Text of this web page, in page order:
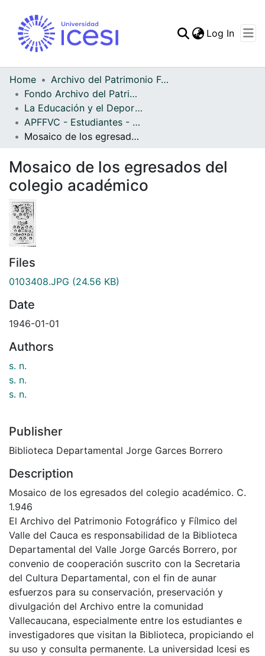
Log In
Home
Archivo del Patrimonio Fotográfico y Fílmico del Valle del Cauca
Fondo Archivo del Patrimonio Fotográfico y Fílmico del Valle del Cauca
La Educación y el Deporte
APFFVC - Estudiantes - Patrimonial
Mosaico de los egresados del colegio académico
Mosaico de los egresados del
colegio académico
Files
0103408.JPG (24.56 KB)
Date
1946-01-01
Authors
s. n.
s. n.
s. n.
Publisher
Biblioteca Departamental Jorge Garces Borrero
Description
Mosaico de los egresados del colegio académico. C.
1.946
El Archivo del Patrimonio Fotográfico y Fílmico del
Valle del Cauca es responsabilidad de la Biblioteca
Departamental del Valle Jorge Garcés Borrero, por
convenio de cooperación suscrito con la Secretaria
del Cultura Departamental, con el fin de aunar
esfuerzos para su conservación, preservación y
divulgación del Archivo entre la comunidad
Vallecaucana, especialmente entre los estudiantes e
investigadores que visitan la Biblioteca, propiciando el
su uso y consulta permanente. La universidad Icesi es